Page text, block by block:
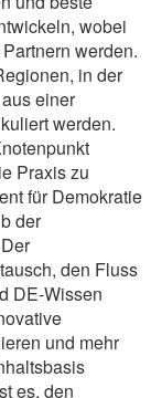
wobei
werden.
in der
einer
werden.
Praxis zu
für Demokratie
der
den Fluss
DE-Wissen
und mehr
es, den